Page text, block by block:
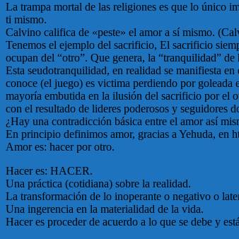
La trampa mortal de las religiones es que lo único
ti mismo.
Calvino califica de «peste» el amor a sí mismo.
Tenemos el ejemplo del sacrificio, El sacrificio
ocupan del “otro”. Que genera, la “tranquilidad”
Esta seudotranquilidad, en realidad se manifiesta
conoce (el juego) es victima perdiendo por goleada
mayoría embutida en la ilusión del sacrificio por el
con el resultado de lideres poderosos y seguidores
¿Hay una contradicción básica entre el amor así
En principio definimos amor, gracias a Yehuda, en
Amor es: hacer por otro.
Hacer es: HACER.
Una práctica (cotidiana) sobre la realidad.
La transformación de lo inoperante o negativo o
Una ingerencia en la materialidad de la vida.
Hacer es proceder de acuerdo a lo que se debe y